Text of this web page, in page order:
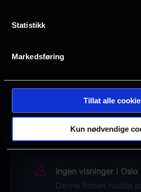
Statistikk
Markedsføring
Tillat alle
Kun nødvendige
Ingen visninger i Oslo
Denne filmen hadde